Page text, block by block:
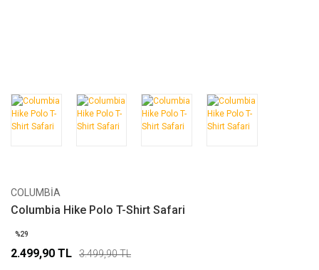
COLUMBIA
Columbia Hike Polo T-Shirt Safari
%29
2.499,90 TL 3.499,90 TL